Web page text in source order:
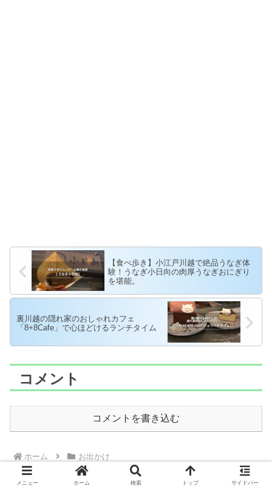
【食べ歩き】小江戸川越で絶品うなぎ体
験！うなぎ小日向の肉厚うなぎおにぎり
を堪能。
裏川越の隠れ家のおしゃれカフェ
「8+8Cafe」で心ほどけるランチタイム
コメント
コメントを書き込む
ホーム お出かけ
メニュー ホーム 検索 トップ サイドバー